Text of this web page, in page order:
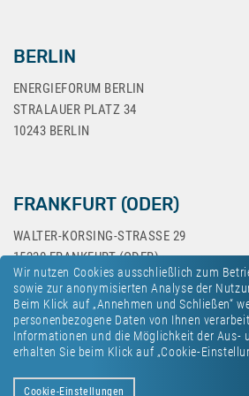
Wir nutzen Cookies ausschließlich zum
sowie zur anonymisierten Analyse der
Beim Klick auf „Annehmen und Schließen“
personenbezogene Daten von Ihnen
Informationen und die Möglichkeit der Aus-
erhalten Sie beim Klick auf „Cookie-
Cookie-Einstellungen
BERLIN
ENERGIEFORUM BERLIN
STRALAUER PLATZ 34
10243 BERLIN
FRANKFURT (ODER)
WALTER-KORSING-STRASSE 29
15230 FRANKFURT (ODER)